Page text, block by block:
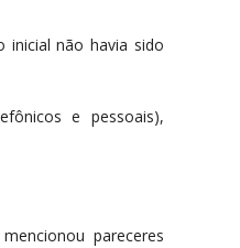
não havia sido
e pessoais),
pareceres